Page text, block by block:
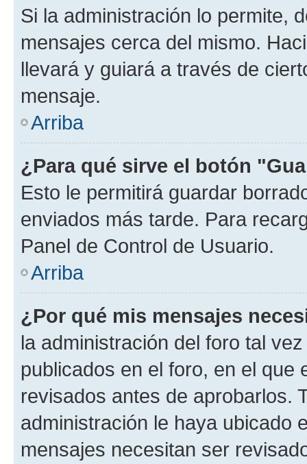
Si la administración lo permite,
mensajes cerca del mismo.
llevará y guiará a través de
mensaje.
Arriba
¿Para qué sirve el botón
Esto le permitirá guardar
enviados más tarde. Para
Panel de Control de Usuario.
Arriba
¿Por qué mis mensajes
la administración del foro tal
publicados en el foro, en el
revisados antes de aprobarlos.
administración le haya ubicado
mensajes necesitan ser